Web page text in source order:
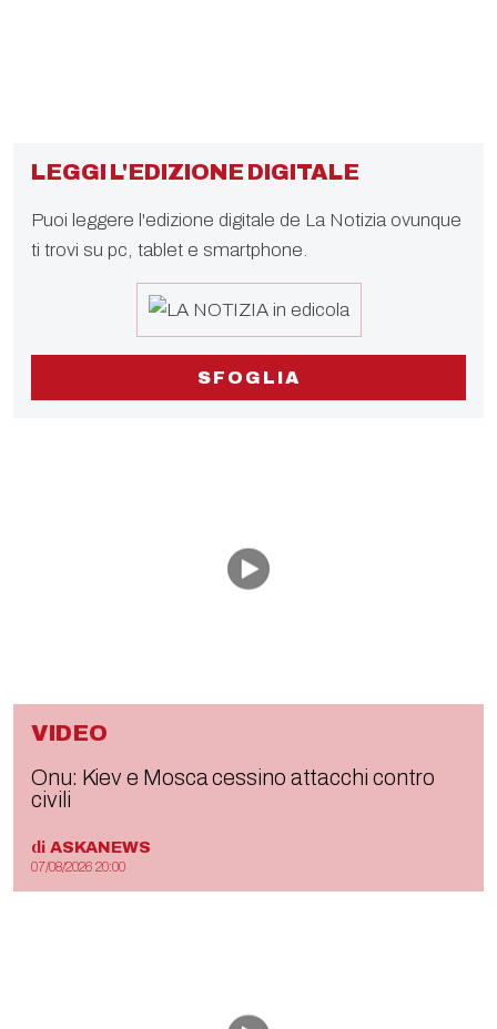
LEGGI L'EDIZIONE DIGITALE
Puoi leggere l'edizione digitale de La Notizia ovunque
ti trovi su pc, tablet e smartphone.
SFOGLIA
VIDEO
Onu: Kiev e Mosca cessino attacchi contro
civili
di ASKANEWS
07/08/2026 20:00